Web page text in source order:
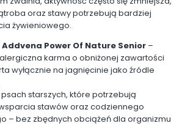
oraz stawy potrzebują bardziej
żywieniowego.
Power Of Nature Senior –
karma o obniżonej zawartości
wyłącznie na jagnięcinie jako źródle
starszych, które potrzebują
stawów oraz codziennego
– bez zbędnych obciążeń dla organizmu